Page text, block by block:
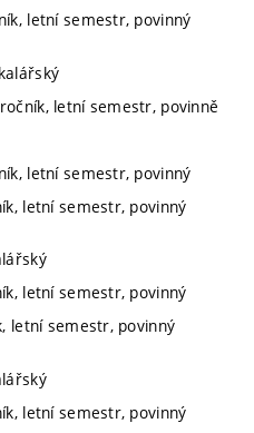
letní semestr, povinný
letní semestr, povinně
letní semestr, povinný
letní semestr, povinný
letní semestr, povinný
letní semestr, povinný
letní semestr, povinný